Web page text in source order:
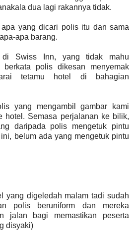
dua lagi rakannya tidak.
yang dicari polis itu dan sama
apa barang.
di Swiss Inn, yang tidak mahu
berkata polis dikesan menyemak
tetamu hotel di bahagian
yang mengambil gambar kami
hotel. Semasa perjalanan ke bilik,
daripada polis mengetuk pintu
belum ada yang mengetuk pintu
yang digeledah malam tadi sudah
polis beruniform dan mereka
jalan bagi memastikan peserta
disyaki)